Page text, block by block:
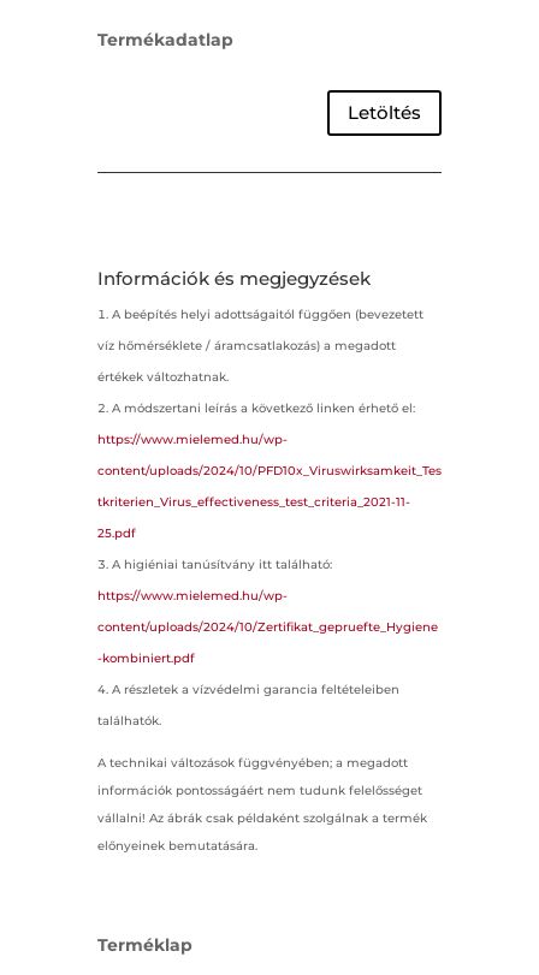
Termékadatlap
Letöltés
Információk és megjegyzések
A beépítés helyi adottságaitól függően (bevezetett
víz hőmérséklete / áramcsatlakozás) a megadott
értékek változhatnak.
A módszertani leírás a következő linken érhető el:
https://www.mielemed.hu/wp-
content/uploads/2024/10/PFD10x_Viruswirksamkeit_Tes
tkriterien_Virus_effectiveness_test_criteria_2021-11-
25.pdf
A higiéniai tanúsítvány itt található:
https://www.mielemed.hu/wp-
content/uploads/2024/10/Zertifikat_gepruefte_Hygiene
-kombiniert.pdf
A részletek a vízvédelmi garancia feltételeiben
találhatók.
A technikai változások függvényében; a megadott
információk pontosságáért nem tudunk felelősséget
vállalni! Az ábrák csak példaként szolgálnak a termék
előnyeinek bemutatására.
Terméklap